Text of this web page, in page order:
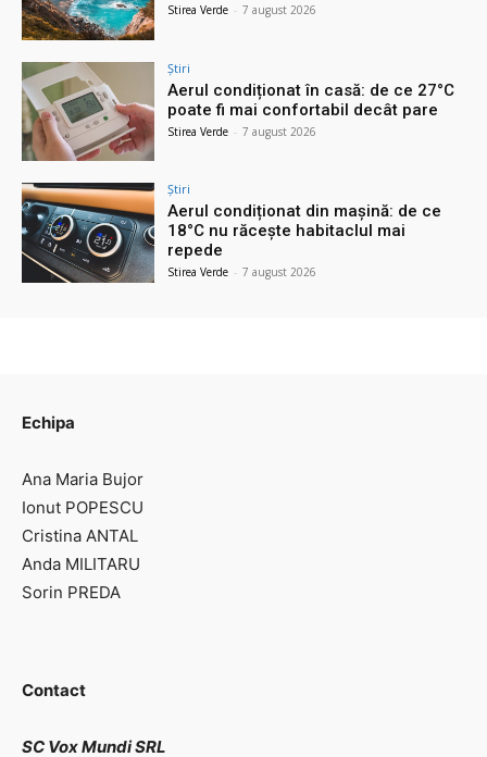
Stirea Verde - 7 august 2026
Știri
Aerul condiționat în casă: de ce 27°C
poate fi mai confortabil decât pare
Stirea Verde - 7 august 2026
Știri
Aerul condiționat din mașină: de ce
18°C nu răcește habitaclul mai
repede
Stirea Verde - 7 august 2026
Echipa
Ana Maria Bujor
Ionut POPESCU
Cristina ANTAL
Anda MILITARU
Sorin PREDA
Contact
SC Vox Mundi SRL